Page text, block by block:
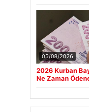
05/08/2026
2026 Kurban
Ne Zaman